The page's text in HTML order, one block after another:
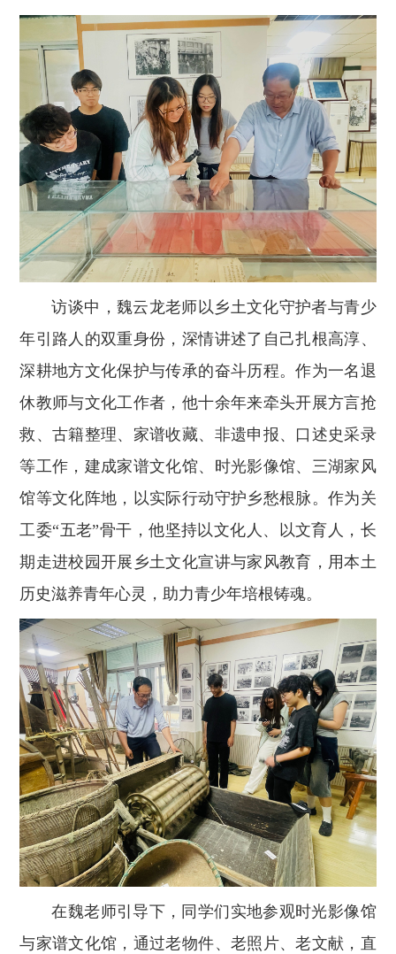
访谈中，魏云龙老师以乡土文化守护者与青少
年引路人的双重身份，深情讲述了自己扎根高淳、
深耕地方文化保护与传承的奋斗历程。作为一名退
休教师与文化工作者，他十余年来牵头开展方言抢
救、古籍整理、家谱收藏、非遗申报、口述史采录
等工作，建成家谱文化馆、时光影像馆、三湖家风
馆等文化阵地，以实际行动守护乡愁根脉。作为关
工委“五老”骨干，他坚持以文化人、以文育人，长
期走进校园开展乡土文化宣讲与家风教育，用本土
历史滋养青年心灵，助力青少年培根铸魂。
在魏老师引导下，同学们实地参观时光影像馆
与家谱文化馆，通过老物件、老照片、老文献，直